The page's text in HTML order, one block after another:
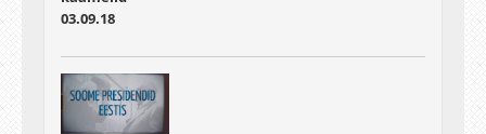
03.09.18